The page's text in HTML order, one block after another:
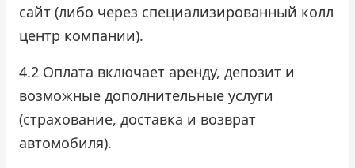
сайт (либо через специализированный колл
центр компании).
4.2 Оплата включает аренду, депозит и
возможные дополнительные услуги
(страхование, доставка и возврат
автомобиля).